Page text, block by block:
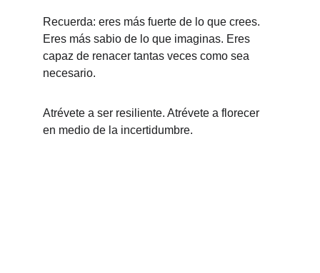
Recuerda: eres más fuerte de lo que crees.
Eres más sabio de lo que imaginas. Eres
capaz de renacer tantas veces como sea
necesario.
Atrévete a ser resiliente. Atrévete a florecer
en medio de la incertidumbre.